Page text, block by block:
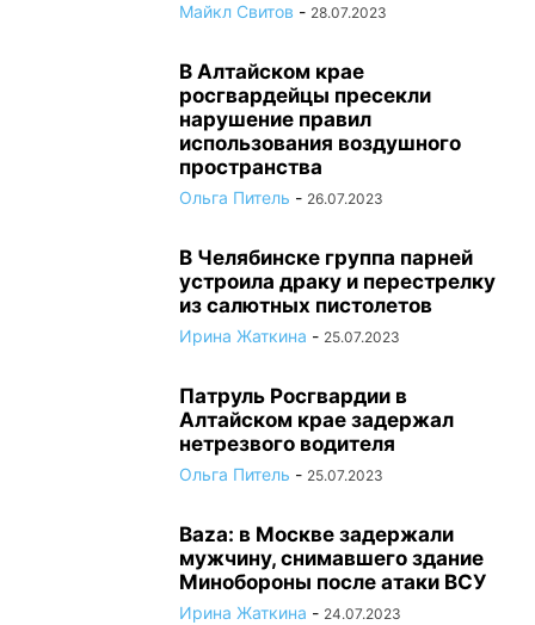
Майкл Свитов - 28.07.2023
В Алтайском крае
росгвардейцы пресекли
нарушение правил
использования воздушного
пространства
Ольга Питель - 26.07.2023
В Челябинске группа парней
устроила драку и перестрелку
из салютных пистолетов
Ирина Жаткина - 25.07.2023
Патруль Росгвардии в
Алтайском крае задержал
нетрезвого водителя
Ольга Питель - 25.07.2023
Baza: в Москве задержали
мужчину, снимавшего здание
Минобороны после атаки ВСУ
Ирина Жаткина - 24.07.2023